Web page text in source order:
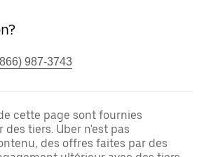
987-3743
cette page sont fournies
tiers. Uber n'est pas
des offres faites par des